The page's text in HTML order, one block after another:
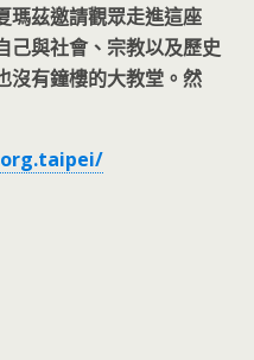
瑪茲邀請觀眾走進這座
己與社會、宗教以及歷史
沒有鐘樓的大教堂。然